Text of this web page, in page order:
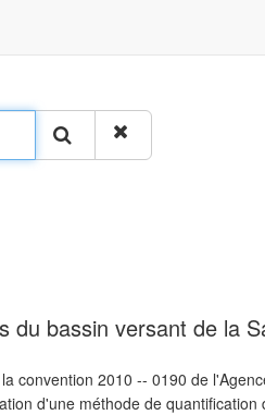
du bassin versant de la
convention 2010 -- 0190 de
d'une méthode de quantification